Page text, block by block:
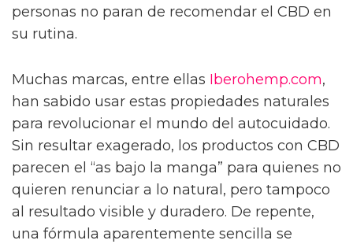
personas no paran de recomendar el CBD en
su rutina.
Muchas marcas, entre ellas Iberohemp.com,
han sabido usar estas propiedades naturales
para revolucionar el mundo del autocuidado.
Sin resultar exagerado, los productos con CBD
parecen el “as bajo la manga” para quienes no
quieren renunciar a lo natural, pero tampoco
al resultado visible y duradero. De repente,
una fórmula aparentemente sencilla se